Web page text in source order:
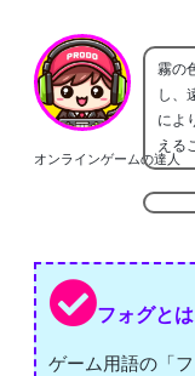
オンラインゲームの達人
霧の
し、
によ
える
フォグとは
ゲーム用語の「